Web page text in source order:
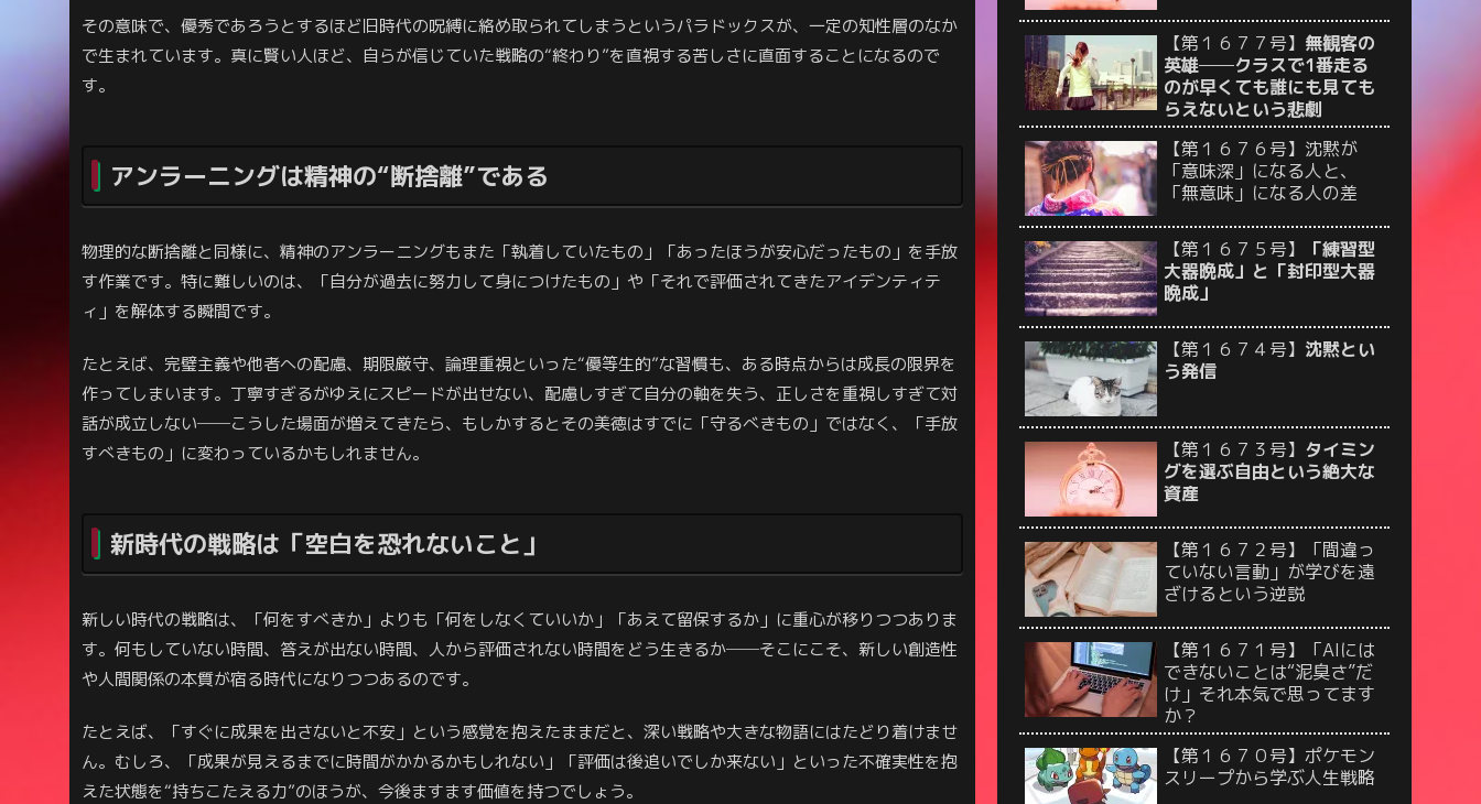
その意味で、優秀であろうとするほど旧時代の呪縛に絡め取られてしまうというパラドックスが、一定の知性層のなか
で生まれています。真に賢い人ほど、自らが信じていた戦略の“終わり”を直視する苦しさに直面することになるので
す。
アンラーニングは精神の“断捨離”である
物理的な断捨離と同様に、精神のアンラーニングもまた「執着していたもの」「あったほうが安心だったもの」を手放
す作業です。特に難しいのは、「自分が過去に努力して身につけたもの」や「それで評価されてきたアイデンティテ
ィ」を解体する瞬間です。
たとえば、完璧主義や他者への配慮、期限厳守、論理重視といった“優等生的”な習慣も、ある時点からは成長の限界を
作ってしまいます。丁寧すぎるがゆえにスピードが出せない、配慮しすぎて自分の軸を失う、正しさを重視しすぎて対
話が成立しない──こうした場面が増えてきたら、もしかするとその美徳はすでに「守るべきもの」ではなく、「手放
すべきもの」に変わっているかもしれません。
新時代の戦略は「空白を恐れないこと」
新しい時代の戦略は、「何をすべきか」よりも「何をしなくていいか」「あえて留保するか」に重心が移りつつありま
す。何もしていない時間、答えが出ない時間、人から評価されない時間をどう生きるか──そこにこそ、新しい創造性
や人間関係の本質が宿る時代になりつつあるのです。
たとえば、「すぐに成果を出さないと不安」という感覚を抱えたままだと、深い戦略や大きな物語にはたどり着けませ
ん。むしろ、「成果が見えるまでに時間がかかるかもしれない」「評価は後追いでしか来ない」といった不確実性を抱
えた状態を“持ちこたえる力”のほうが、今後ますます価値を持つでしょう。
【第１６７７号】 無観客の
英雄──クラスで1番走る
のが早くても誰にも見ても
らえないという悲劇
【第１６７６号】沈黙が
「意味深」になる人と、
「無意味」になる人の差
【第１６７５号】
「練習型
大器晩成」と「封印型大器
晩成」
【第１６７４号】 沈黙とい
う発信
【第１６７３号】 タイミン
グを選ぶ自由という絶大な
資産
【第１６７２号】「間違っ
ていない言動」が学びを遠
ざけるという逆説
【第１６７１号】「AIには
できないことは“泥臭さ”だ
け」それ本気で思ってます
か？
【第１６７０号】ポケモン
スリープから学ぶ人生戦略